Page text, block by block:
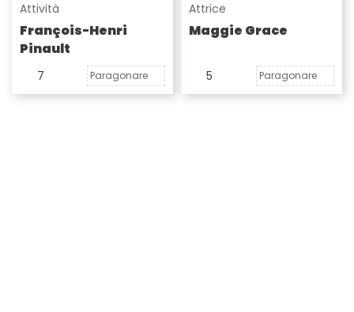
Attività
François-Henri
Pinault
7 Paragonare
Attrice
Maggie Grace
5 Paragonare